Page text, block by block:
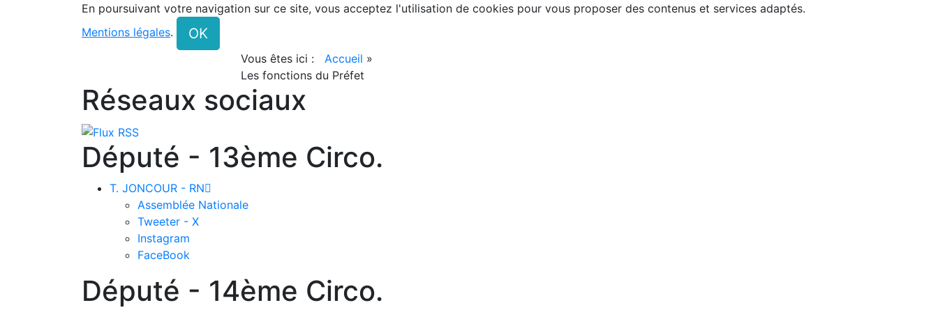
En poursuivant votre navigation sur ce site, vous acceptez l'utilisation de cookies pour vous proposer des contenus et services adaptés.
Mentions légales. OK
Vous êtes ici : Accueil »
Les fonctions du Préfet
Réseaux sociaux
Député - 13ème Circo.
T. JONCOUR - RN
Assemblée Nationale
Tweeter - X
Instagram
FaceBook
Député - 14ème Circo.